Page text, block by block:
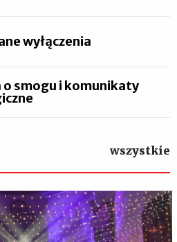
wyłączenia
o smogu i komunikaty
wszystkie